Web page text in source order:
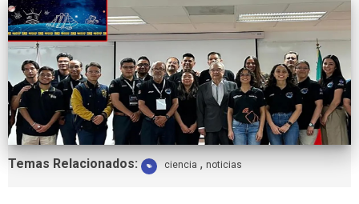
Temas Relacionados: Etiquetas:
ciencia , noticias